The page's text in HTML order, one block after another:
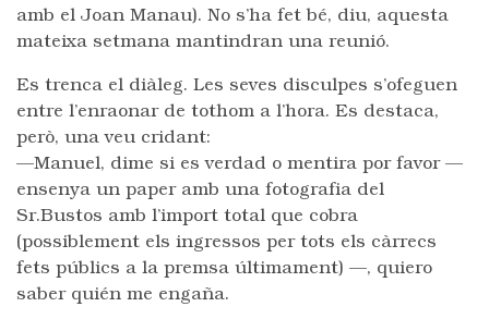
amb el Joan Manau). No s’ha fet bé, diu, aquesta
mateixa setmana mantindran una reunió.
Es trenca el diàleg. Les seves disculpes s’ofeguen
entre l’enraonar de tothom a l’hora. Es destaca,
però, una veu cridant:
—Manuel, dime si es verdad o mentira por favor —
ensenya un paper amb una fotografia del
Sr.Bustos amb l’import total que cobra
(possiblement els ingressos per tots els càrrecs
fets públics a la premsa últimament) —, quiero
saber quién me engaña.